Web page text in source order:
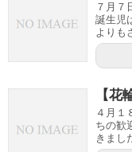
７月７
誕生児
よりも
【花
４月１
ちの歓
きまし